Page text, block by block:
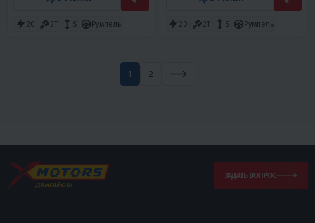
20 2T S Румпель 20 2T S Румпель
1 2
ЗАДАТЬ ВОПРОС